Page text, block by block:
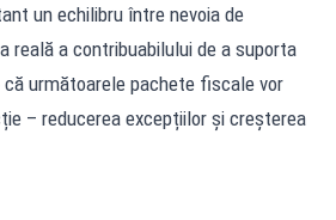
un echilibru între nevoia de
reală a contribuabilului de a suporta
următoarele pachete fiscale vor
– reducerea excepțiilor și creșterea